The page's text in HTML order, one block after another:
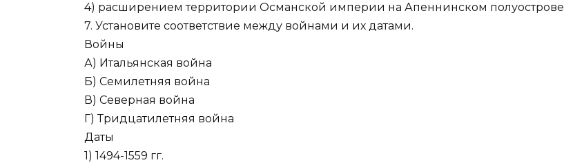
4) расширением территории Османской империи на Апеннинском полуострове
7. Установите соответствие между войнами и их датами.
Войны
А) Итальянская война
Б) Семилетняя война
В) Северная война
Г) Тридцатилетняя война
Даты
1) 1494-1559 гг.